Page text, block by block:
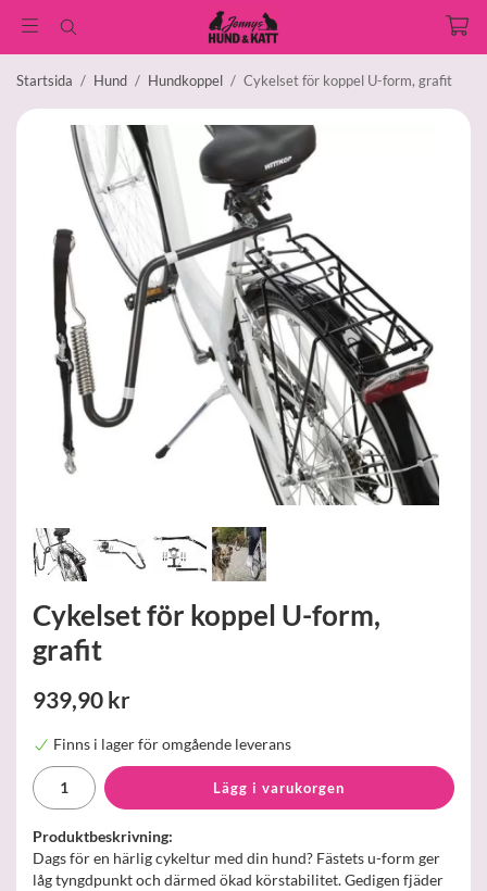
Startsida / Hund / Hundkoppel / Cykelset för koppel U-form, grafit
Cykelset för koppel U-form,
grafit
939,90 kr
Finns i lager för omgående leverans
Lägg i varukorgen
Produktbeskrivning:
Dags för en härlig cykeltur med din hund? Fästets u-form ger
låg tyngdpunkt och därmed ökad körstabilitet. Gedigen fjäder